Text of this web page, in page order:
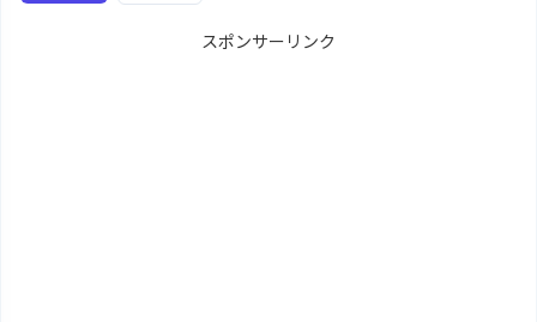
スポンサーリンク